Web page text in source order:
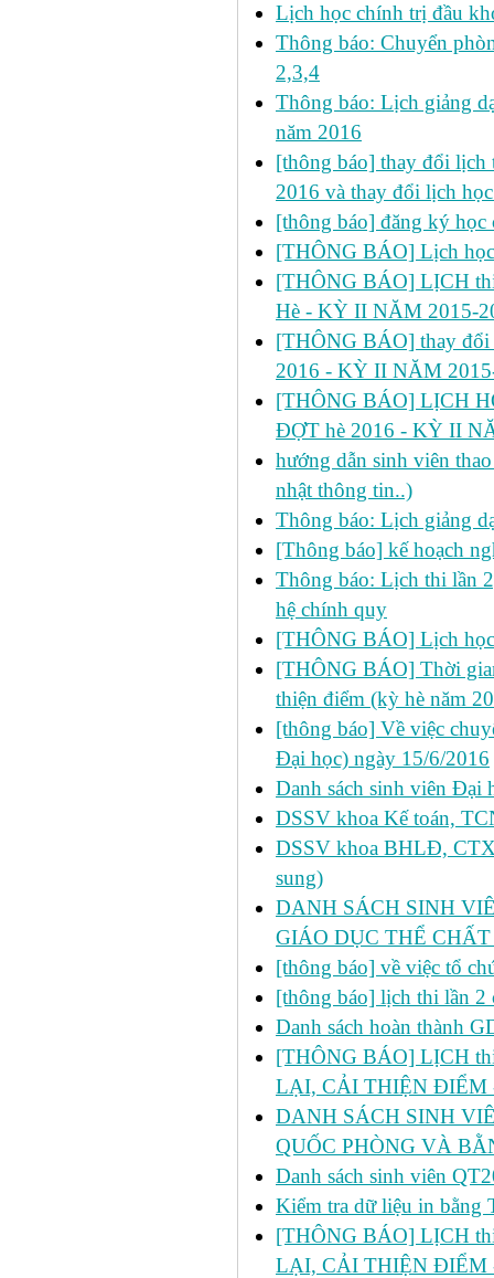
Lịch học chính trị đầu
Thông báo: Chuyển
2,3,4
Thông báo: Lịch giảng
năm 2016
[thông báo] thay đổi lịch
2016 và thay đổi lịch
[thông báo] đăng ký
[THÔNG BÁO] Lịch
[THÔNG BÁO] LỊCH
Hè - KỲ II NĂM 2015-
[THÔNG BÁO] thay
2016 - KỲ II NĂM
[THÔNG BÁO] LỊCH
ĐỢT hè 2016 - KỲ II
hướng dẫn sinh viên
nhật thông tin..)
Thông báo: Lịch giảng
[Thông báo] kế hoạch
Thông báo: Lịch thi lần
hệ chính quy
[THÔNG BÁO] Lịch
[THÔNG BÁO] Thời
thiện điểm (kỳ hè năm
[thông báo] Về việc
Đại học) ngày 15/6/2016
Danh sách sinh viên Đại
DSSV khoa Kế toán,
DSSV khoa BHLĐ,
sung)
DANH SÁCH SINH
GIÁO DỤC THỂ
[thông báo] về việc tổ
[thông báo] lịch thi lần 2
Danh sách hoàn thành
[THÔNG BÁO] LỊCH thi
LẠI, CẢI THIỆN ĐIỂM
DANH SÁCH SINH
QUỐC PHÒNG VÀ
Danh sách sinh viên
Kiểm tra dữ liệu in
[THÔNG BÁO] LỊCH thi
LẠI, CẢI THIỆN ĐIỂM